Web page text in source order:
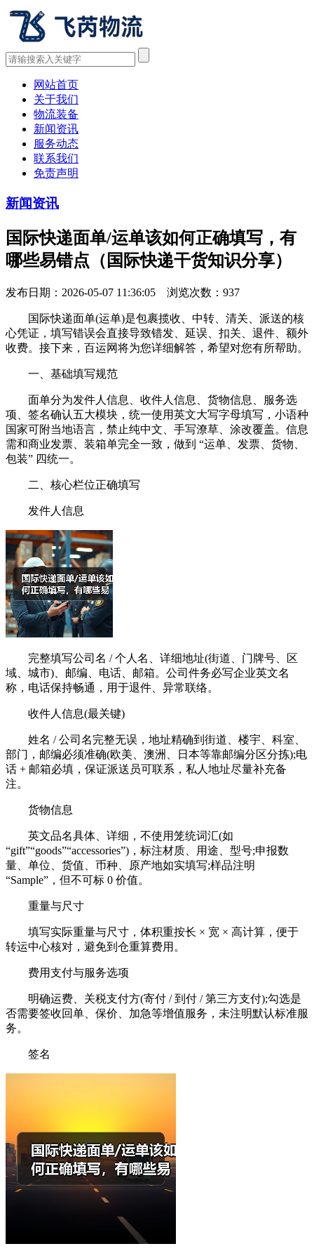
网站首页
关于我们
物流装备
新闻资讯
服务动态
联系我们
免责声明
新闻资讯
国际快递面单/运单该如何正确填写，有
哪些易错点（国际快递干货知识分享）
发布日期：2026-05-07 11:36:05 浏览次数： 937
国际快递面单(运单)是包裹揽收、中转、清关、派送的核
心凭证，填写错误会直接导致错发、延误、扣关、退件、额外
收费。接下来，百运网将为您详细解答，希望对您有所帮助。
一、基础填写规范
面单分为发件人信息、收件人信息、货物信息、服务选
项、签名确认五大模块，统一使用英文大写字母填写，小语种
国家可附当地语言，禁止纯中文、手写潦草、涂改覆盖。信息
需和商业发票、装箱单完全一致，做到 “运单、发票、货物、
包装” 四统一。
二、核心栏位正确填写
发件人信息
完整填写公司名 / 个人名、详细地址(街道、门牌号、区
域、城市)、邮编、电话、邮箱。公司件务必写企业英文名
称，电话保持畅通，用于退件、异常联络。
收件人信息(最关键)
姓名 / 公司名完整无误，地址精确到街道、楼宇、科室、
部门，邮编必须准确(欧美、澳洲、日本等靠邮编分区分拣);电
话 + 邮箱必填，保证派送员可联系，私人地址尽量补充备
注。
货物信息
英文品名具体、详细，不使用笼统词汇(如
“gift”“goods”“accessories”)，标注材质、用途、型号;申报数
量、单位、货值、币种、原产地如实填写;样品注明
“Sample”，但不可标 0 价值。
重量与尺寸
填写实际重量与尺寸，体积重按长 × 宽 × 高计算，便于
转运中心核对，避免到仓重算费用。
费用支付与服务选项
明确运费、关税支付方(寄付 / 到付 / 第三方支付);勾选是
否需要签收回单、保价、加急等增值服务，未注明默认标准服
务。
签名